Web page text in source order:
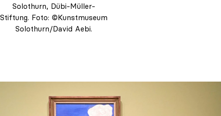
Solothurn, Dübi-Müller-
Stiftung. Foto: ©Kunstmuseum
Solothurn/David Aebi.